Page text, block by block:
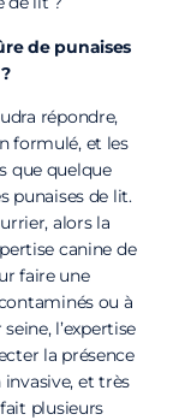
de punaises
répondre,
formulé, et les
que quelque
punaises de lit.
alors la
canine de
faire une
ou à
l’expertise
la présence
et très
plusieurs